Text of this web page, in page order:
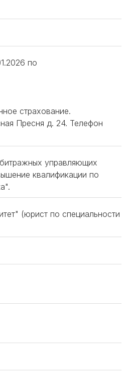
по
страхование.
Пресня д. 24. Телефон
управляющих
квалификации по
(юрист по специальности